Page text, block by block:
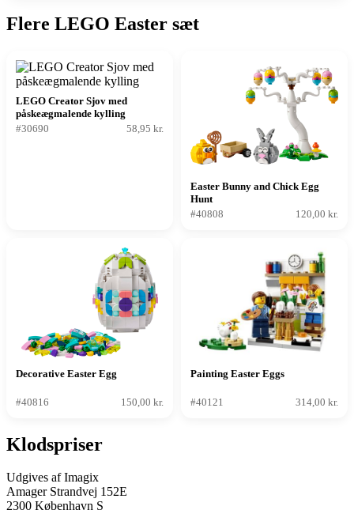
Flere LEGO Easter sæt
LEGO Creator Sjov med
påskeægmalende kylling
#30690
58,95 kr.
Easter Bunny and Chick Egg
Hunt
#40808
120,00 kr.
Decorative Easter Egg
#40816 150,00 kr.
Painting Easter Eggs
#40121 314,00 kr.
Klodspriser
Udgives af Imagix
Amager Strandvej 152E
2300 København S